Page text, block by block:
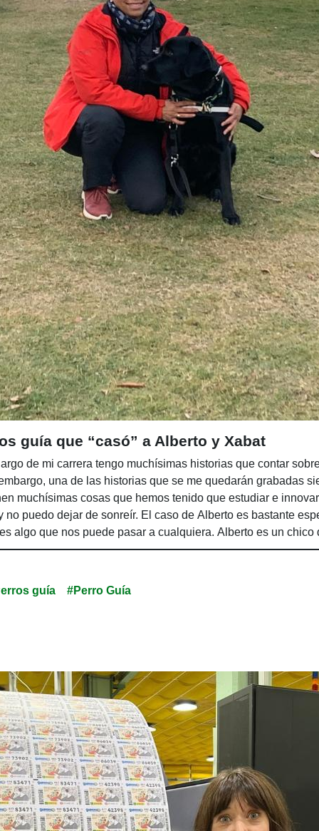
guía que “casó” a Alberto y Xabat
de mi carrera tengo muchísimas historias que contar
una de las historias que se me quedarán grabadas
muchísimas cosas que hemos tenido que estudiar e
no puedo dejar de sonreír. El caso de Alberto es bastante
algo que nos puede pasar a cualquiera. Alberto es un
de los brazos y la vista. Pronto empezó a recibir
guía
#Perro Guía